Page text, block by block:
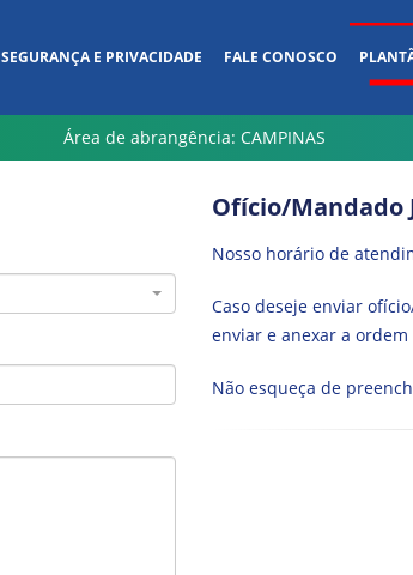
SEGURANÇA E PRIVACIDADE FALE CONOSCO
Área de abrangência: CAMPINAS
Ofício/Mandado
Nosso horário de
Caso deseje enviar
enviar e anexar a
Não esqueça de